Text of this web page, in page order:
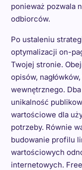
ponieważ pozwala
odbiorców.
Po ustaleniu
optymalizacji on-
Twojej stronie.
opisów,
wewnętrznego.
unikalność
wartościowe dla
potrzeby. Równie
budowanie profilu
wartościowych
internetowych.